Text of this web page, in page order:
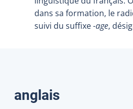
dans sa formation, le
suivi du suffixe-age,
Traductions
anglais